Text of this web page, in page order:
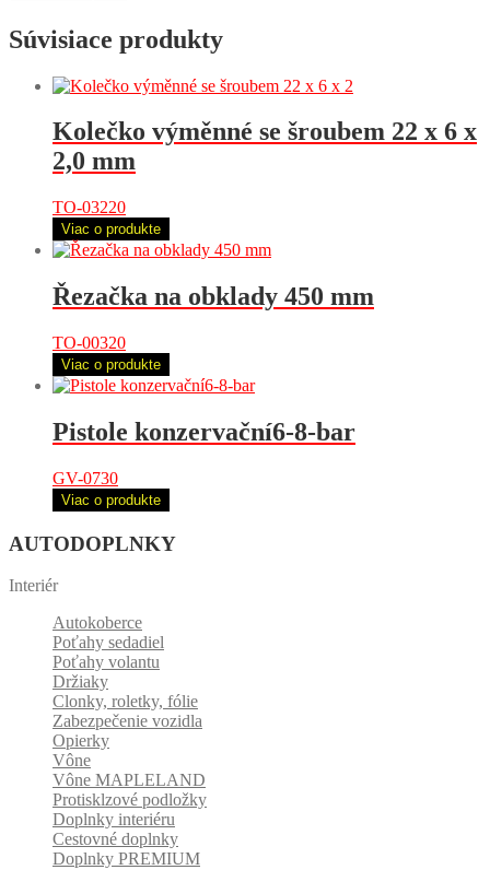
Súvisiace produkty
Kolečko výměnné se šroubem 22 x 6 x
2,0 mm
TO-03220
Viac o produkte
Řezačka na obklady 450 mm
TO-00320
Viac o produkte
Pistole konzervační6-8-bar
GV-0730
Viac o produkte
AUTODOPLNKY
Interiér
Autokoberce
Poťahy sedadiel
Poťahy volantu
Držiaky
Clonky, roletky, fólie
Zabezpečenie vozidla
Opierky
Vône
Vône MAPLELAND
Protisklzové podložky
Doplnky interiéru
Cestovné doplnky
Doplnky PREMIUM